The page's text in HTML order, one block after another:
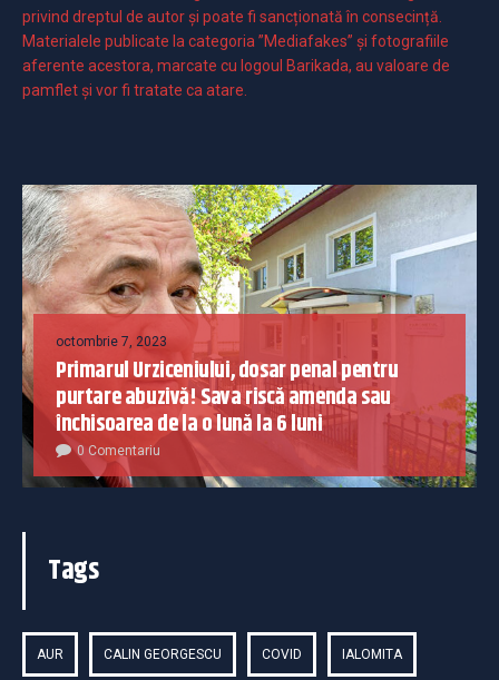
privind dreptul de autor și poate fi sancționată în consecință.
Materialele publicate la categoria ”Mediafakes” și fotografiile
aferente acestora, marcate cu logoul Barikada, au valoare de
pamflet și vor fi tratate ca atare.
octombrie 7, 2023
Primarul Urziceniului, dosar penal pentru
purtare abuzivă! Sava riscă amenda sau
închisoarea de la o lună la 6 luni
0 Comentariu
Tags
AUR CALIN GEORGESCU COVID IALOMITA